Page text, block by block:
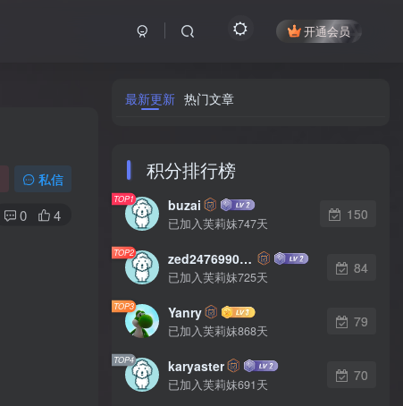
开通会员
私信
0 4
最新更新 热门文章
积分排行榜
TOP1 buzai
已加入芙莉妹747天
150
TOP2 zed2476990542
已加入芙莉妹725天
84
TOP3 Yanry
已加入芙莉妹868天
79
TOP4 karyaster
已加入芙莉妹691天
70